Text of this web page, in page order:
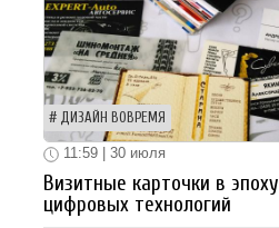
ДИЗАЙН ВОВРЕМЯ
11:59 | 30 июля
Визитные карточки в эпоху
цифровых технологий